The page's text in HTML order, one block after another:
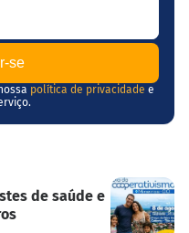
política de privacidade e
de saúde e